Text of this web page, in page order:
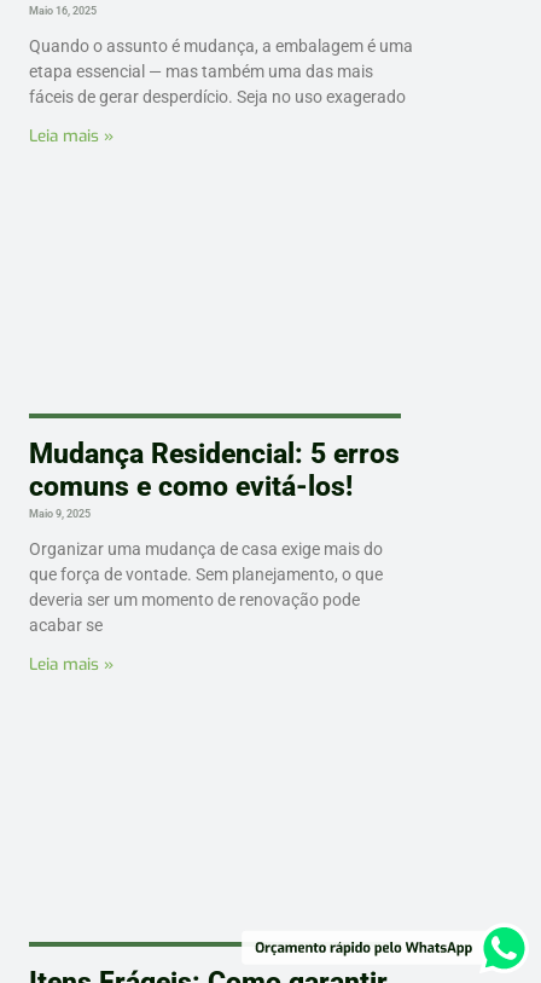
Maio 16, 2025
Quando o assunto é mudança, a embalagem é uma
etapa essencial — mas também uma das mais
fáceis de gerar desperdício. Seja no uso exagerado
Leia mais »
Mudança Residencial: 5 erros
comuns e como evitá-los!
Maio 9, 2025
Organizar uma mudança de casa exige mais do
que força de vontade. Sem planejamento, o que
deveria ser um momento de renovação pode
acabar se
Leia mais »